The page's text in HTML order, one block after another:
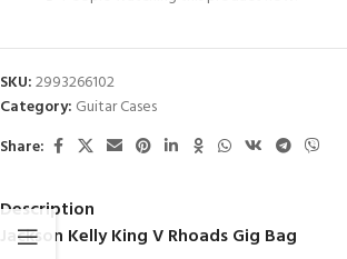
SKU:2993266102
Category: Guitar Cases
Share:
Description
Jackson Kelly King V Rhoads Gig Bag